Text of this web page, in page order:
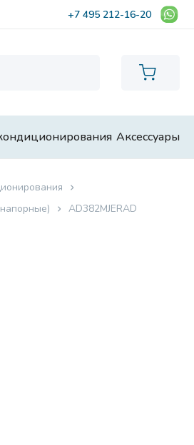
+7 495 212-16-20
Аксессуары
AD382MJERAD